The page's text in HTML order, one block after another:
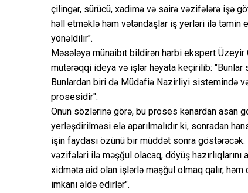
çilingər, sürücü, xadimə və sairə vəzifələrə işə
həll etməklə həm vətəndaşlar iş yerləri ilə təmin
yönəldilir".
Məsələyə münaibıt bildirən hərbi ekspert Üzeyir
mütərəqqi ideya və işlər həyata keçirilib: "Bunlar
Bunlardan biri də Müdafiə Nazirliyi sistemində
prosesidir".
Onun sözlərinə görə, bu proses kənardan asan
yerləşdirilməsi elə aparılmalıdır ki, sonradan
işin faydası özünü bir müddət sonra
vəzifələri ilə məşğul olacaq, döyüş
xidmətə aid olan işlərlə məşğul olmaq qalır,
imkanı əldə edirlər".